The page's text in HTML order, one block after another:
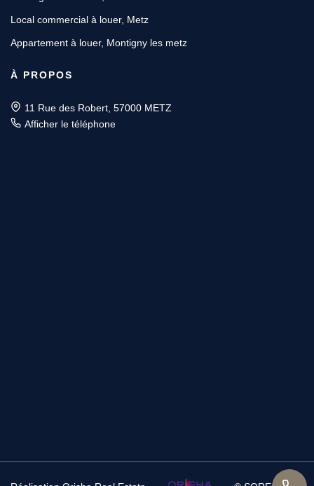
Local commercial à louer, Metz
Appartement à louer, Montigny les metz
À PROPOS
11 Rue des Robert, 57000 METZ
Afficher le téléphone